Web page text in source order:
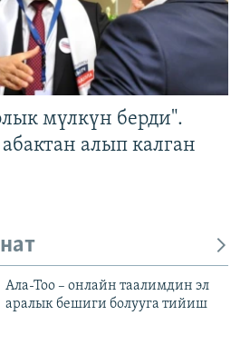
мүлкүн берди".
алып калган
Ала-Тоо – онлайн таалимдин эл
аралык бешиги болууга тийиш